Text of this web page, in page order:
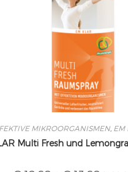
MIKROORGANISMEN EM
Multi Fresh und